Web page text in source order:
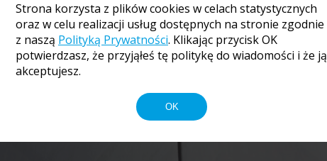
Strona korzysta z plików cookies w celach statystycznych
oraz w celu realizacji usług dostępnych na stronie zgodnie
z naszą Polityką Prywatności. Klikając przycisk OK
potwierdzasz, że przyjąłeś tę politykę do wiadomości i że ją
akceptujesz.
OK